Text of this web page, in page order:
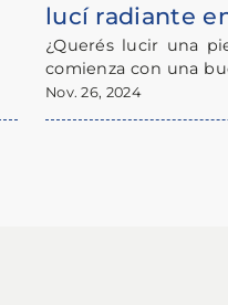
lucí radiante
¿Querés lucir una
comienza con una
preocupes! No es
pasos y los
Nov. 26, 2024